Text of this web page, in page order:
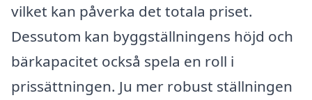
vilket kan påverka det totala priset.
Dessutom kan byggställningens höjd och
bärkapacitet också spela en roll i
prissättningen. Ju mer robust ställningen